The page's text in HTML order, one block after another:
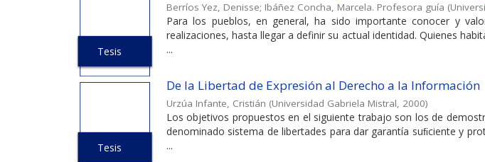
Tesis
Berríos Yez, Denisse; Ibáñez Concha, Marcela. Profesora guía (
Para los pueblos, en general, ha sido importante conocer y
realizaciones, hasta llegar a definir su actual identidad. Quienes
...
Tesis
De la Libertad de Expresión al Derecho a la Información
Urzúa Infante, Cristián (Universidad Gabriela Mistral, 2000)
Los objetivos propuestos en el siguiente trabajo son los de
denominado sistema de libertades para dar garantía suﬁciente y
...